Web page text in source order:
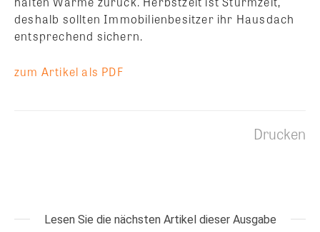
deshalb sollten Immobilienbesitzer ihr Hausdach
entsprechend sichern.
zum Artikel als PDF
Drucken
Lesen Sie die nächsten Artikel dieser Ausgabe